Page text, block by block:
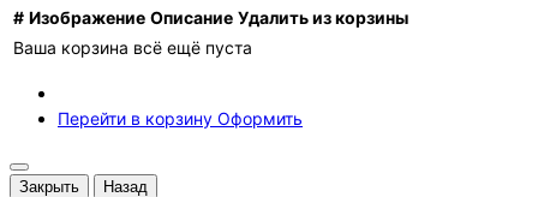
# Изображение Описание Удалить из корзины
Ваша корзина всё ещё пуста
Перейти в корзину Оформить
Закрыть Назад